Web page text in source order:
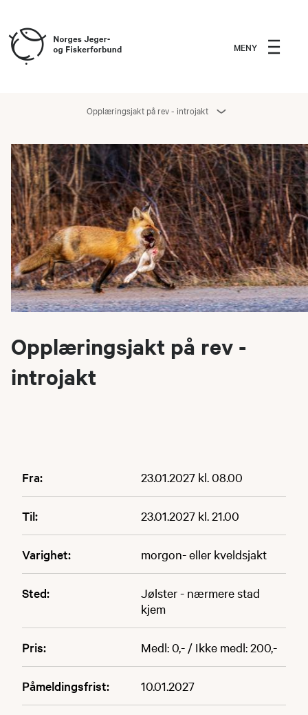
MENY
Opplæringsjakt på rev - introjakt
Opplæringsjakt på rev -
introjakt
Fra: 23.01.2027 kl. 08.00
Til: 23.01.2027 kl. 21.00
Varighet: morgon- eller kveldsjakt
Sted:
Jølster - nærmere stad
kjem
Pris: Medl: 0,- / Ikke medl: 200,-
Påmeldingsfrist: 10.01.2027